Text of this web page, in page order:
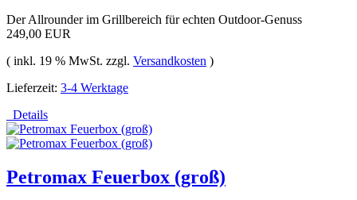
Der Allrounder im Grillbereich für echten Outdoor-Genuss
249,00 EUR
( inkl. 19 % MwSt. zzgl. Versandkosten )
Lieferzeit: 3-4 Werktage
Details
Petromax Feuerbox (groß)